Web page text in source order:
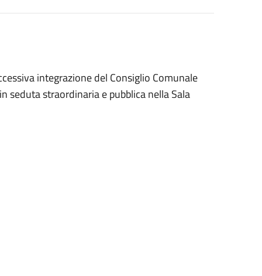
integrazione del Consiglio Comunale
seduta straordinaria e pubblica nella Sala